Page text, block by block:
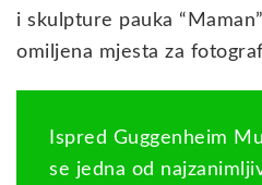
i skulpture pauka
omiljena mjesta za
Ispred Guggenheim
se jedna od